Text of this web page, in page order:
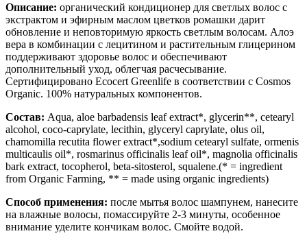
Описание: органический кондиционер для светлых волос с
экстрактом и эфирным маслом цветков ромашки дарит
обновление и неповторимую яркость светлым волосам. Алоэ
вера в комбинации с лецитином и растительным глицерином
поддерживают здоровье волос и обеспечивают
дополнительный уход, облегчая расчесывание.
Сертифицировано Ecocert Greenlife в соответствии с Cosmos
Organic. 100% натуральных компонентов.
Состав: Aqua, aloe barbadensis leaf extract*, glycerin**, cetearyl
alcohol, coco-caprylate, lecithin, glyceryl caprylate, olus oil,
chamomilla recutita flower extract*,sodium cetearyl sulfate, ormenis
multicaulis oil*, rosmarinus officinalis leaf oil*, magnolia officinalis
bark extract, tocopherol, beta-sitosterol, squalene.(* = ingredient
from Organic Farming, ** = made using organic ingredients)
Способ применения: после мытья волос шампунем, нанесите
на влажные волосы, помассируйте 2-3 минуты, особенное
внимание уделите кончикам волос. Смойте водой.